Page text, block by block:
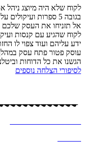
לקוח שלא היה מיוצג ניהל
בגובה 5 ספרות ועיקולים על חשבונות הבנק מיד התחברנו בדקנו מה הבעיות תוך זמן קצר הגשנו דוחות ביטלנו קנסות וסגרנו את התיק לבקשת הלקוח .
אל תזניחו את העסק שלכם
ידע עליהם ועוד צפוי לו
הגשנו את כל הדוחות
לסיפורי הצלחה נוספים